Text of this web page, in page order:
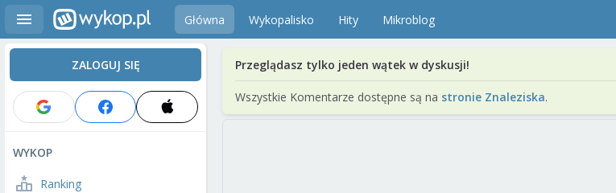
Główna Wykopalisko Hity Mikroblog
ZALOGUJ SIĘ
WYKOP
Ranking
Przeglądasz tylko jeden wątek w dyskusji!
Wszystkie Komentarze dostępne są na stronie Znaleziska.